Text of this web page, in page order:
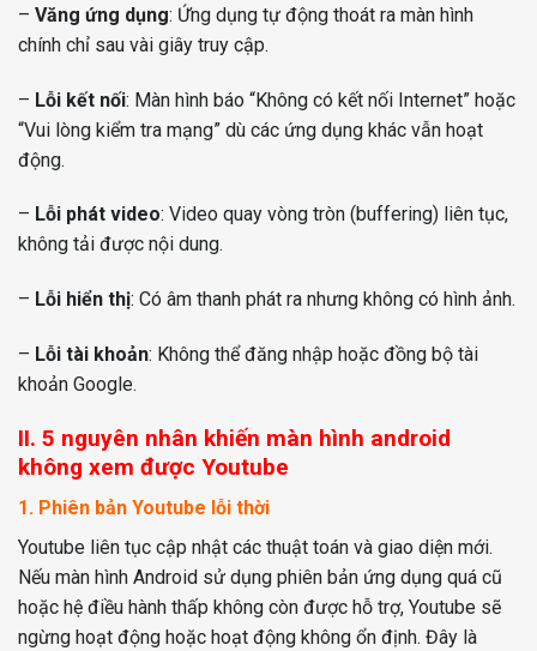
– Văng ứng dụng: Ứng dụng tự động thoát ra màn hình
chính chỉ sau vài giây truy cập.
– Lỗi kết nối: Màn hình báo “Không có kết nối Internet” hoặc
“Vui lòng kiểm tra mạng” dù các ứng dụng khác vẫn hoạt
động.
– Lỗi phát video: Video quay vòng tròn (buffering) liên tục,
không tải được nội dung.
– Lỗi hiển thị: Có âm thanh phát ra nhưng không có hình ảnh.
– Lỗi tài khoản: Không thể đăng nhập hoặc đồng bộ tài
khoản Google.
II. 5 nguyên nhân khiến màn hình android
không xem được Youtube
1. Phiên bản Youtube lỗi thời
Youtube liên tục cập nhật các thuật toán và giao diện mới.
Nếu màn hình Android sử dụng phiên bản ứng dụng quá cũ
hoặc hệ điều hành thấp không còn được hỗ trợ, Youtube sẽ
ngừng hoạt động hoặc hoạt động không ổn định. Đây là